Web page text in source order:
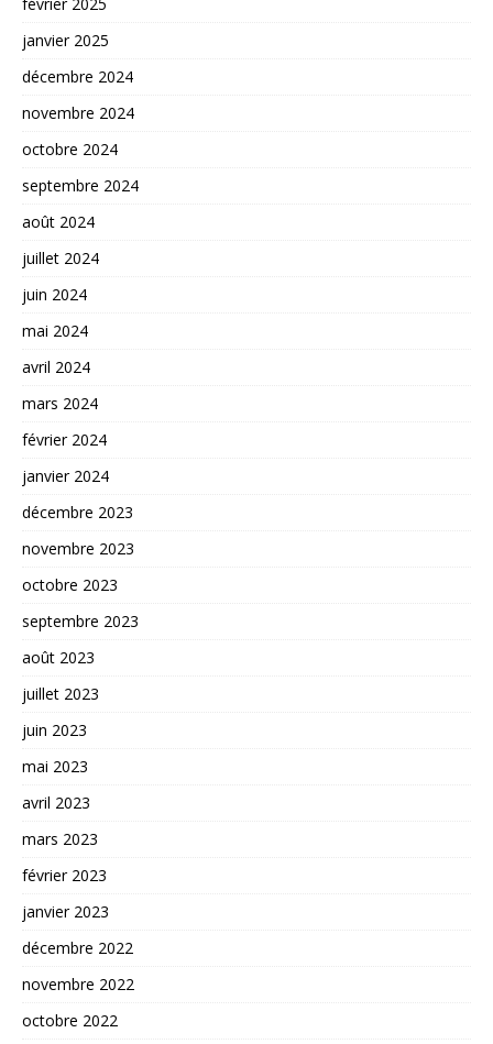
janvier 2025
décembre 2024
novembre 2024
octobre 2024
septembre 2024
août 2024
juillet 2024
juin 2024
mai 2024
avril 2024
mars 2024
février 2024
janvier 2024
décembre 2023
novembre 2023
octobre 2023
septembre 2023
août 2023
juillet 2023
juin 2023
mai 2023
avril 2023
mars 2023
février 2023
janvier 2023
décembre 2022
novembre 2022
octobre 2022